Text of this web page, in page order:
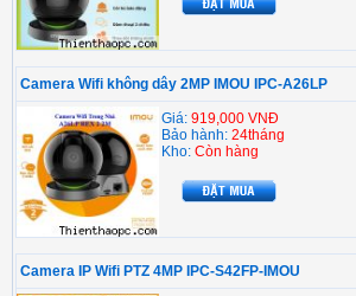
Camera Wifi không dây 2MP IMOU IPC-A26LP
Giá: 919,000 VNĐ
Bảo hành: 24tháng
Kho: Còn hàng
Camera IP Wifi PTZ 4MP IPC-S42FP-IMOU